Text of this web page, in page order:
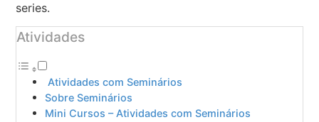
series.
Atividades
Atividades com Seminários
Sobre Seminários
Mini Cursos – Atividades com Seminários